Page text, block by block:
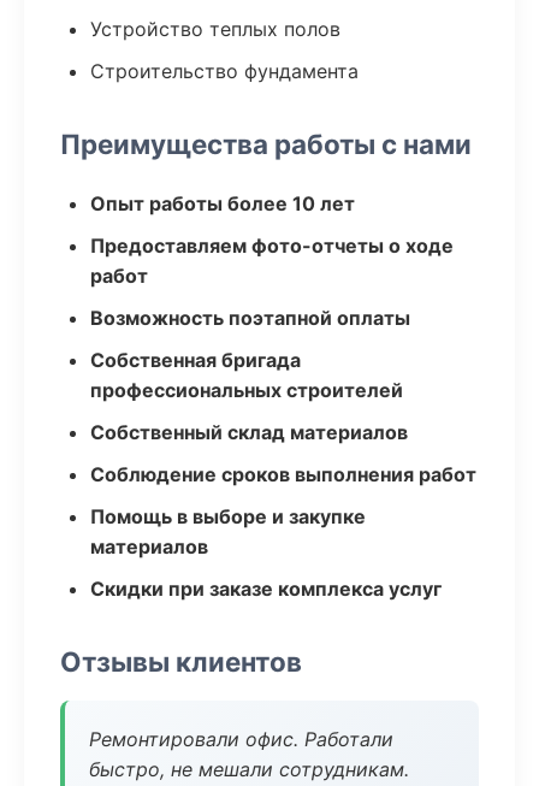
Устройство теплых полов
Строительство фундамента
Преимущества работы с нами
Опыт работы более 10 лет
Предоставляем фото-отчеты о ходе
работ
Возможность поэтапной оплаты
Собственная бригада
профессиональных строителей
Собственный склад материалов
Соблюдение сроков выполнения работ
Помощь в выборе и закупке
материалов
Скидки при заказе комплекса услуг
Отзывы клиентов
Ремонтировали офис. Работали
быстро, не мешали сотрудникам.